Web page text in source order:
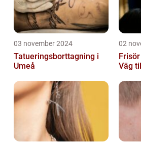
03 november 2024
Tatueringsborttagning i
Umeå
02
Väg